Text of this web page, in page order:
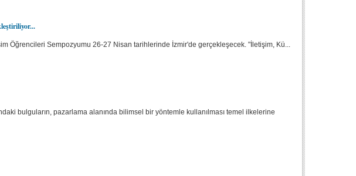
Öğrencileri Sempozyumu 26-27 Nisan tarihlerinde İzmir'de gerçekleşecek. "İletişim, Kü...
bulguların, pazarlama alanında bilimsel bir yöntemle kullanılması temel ilkelerine